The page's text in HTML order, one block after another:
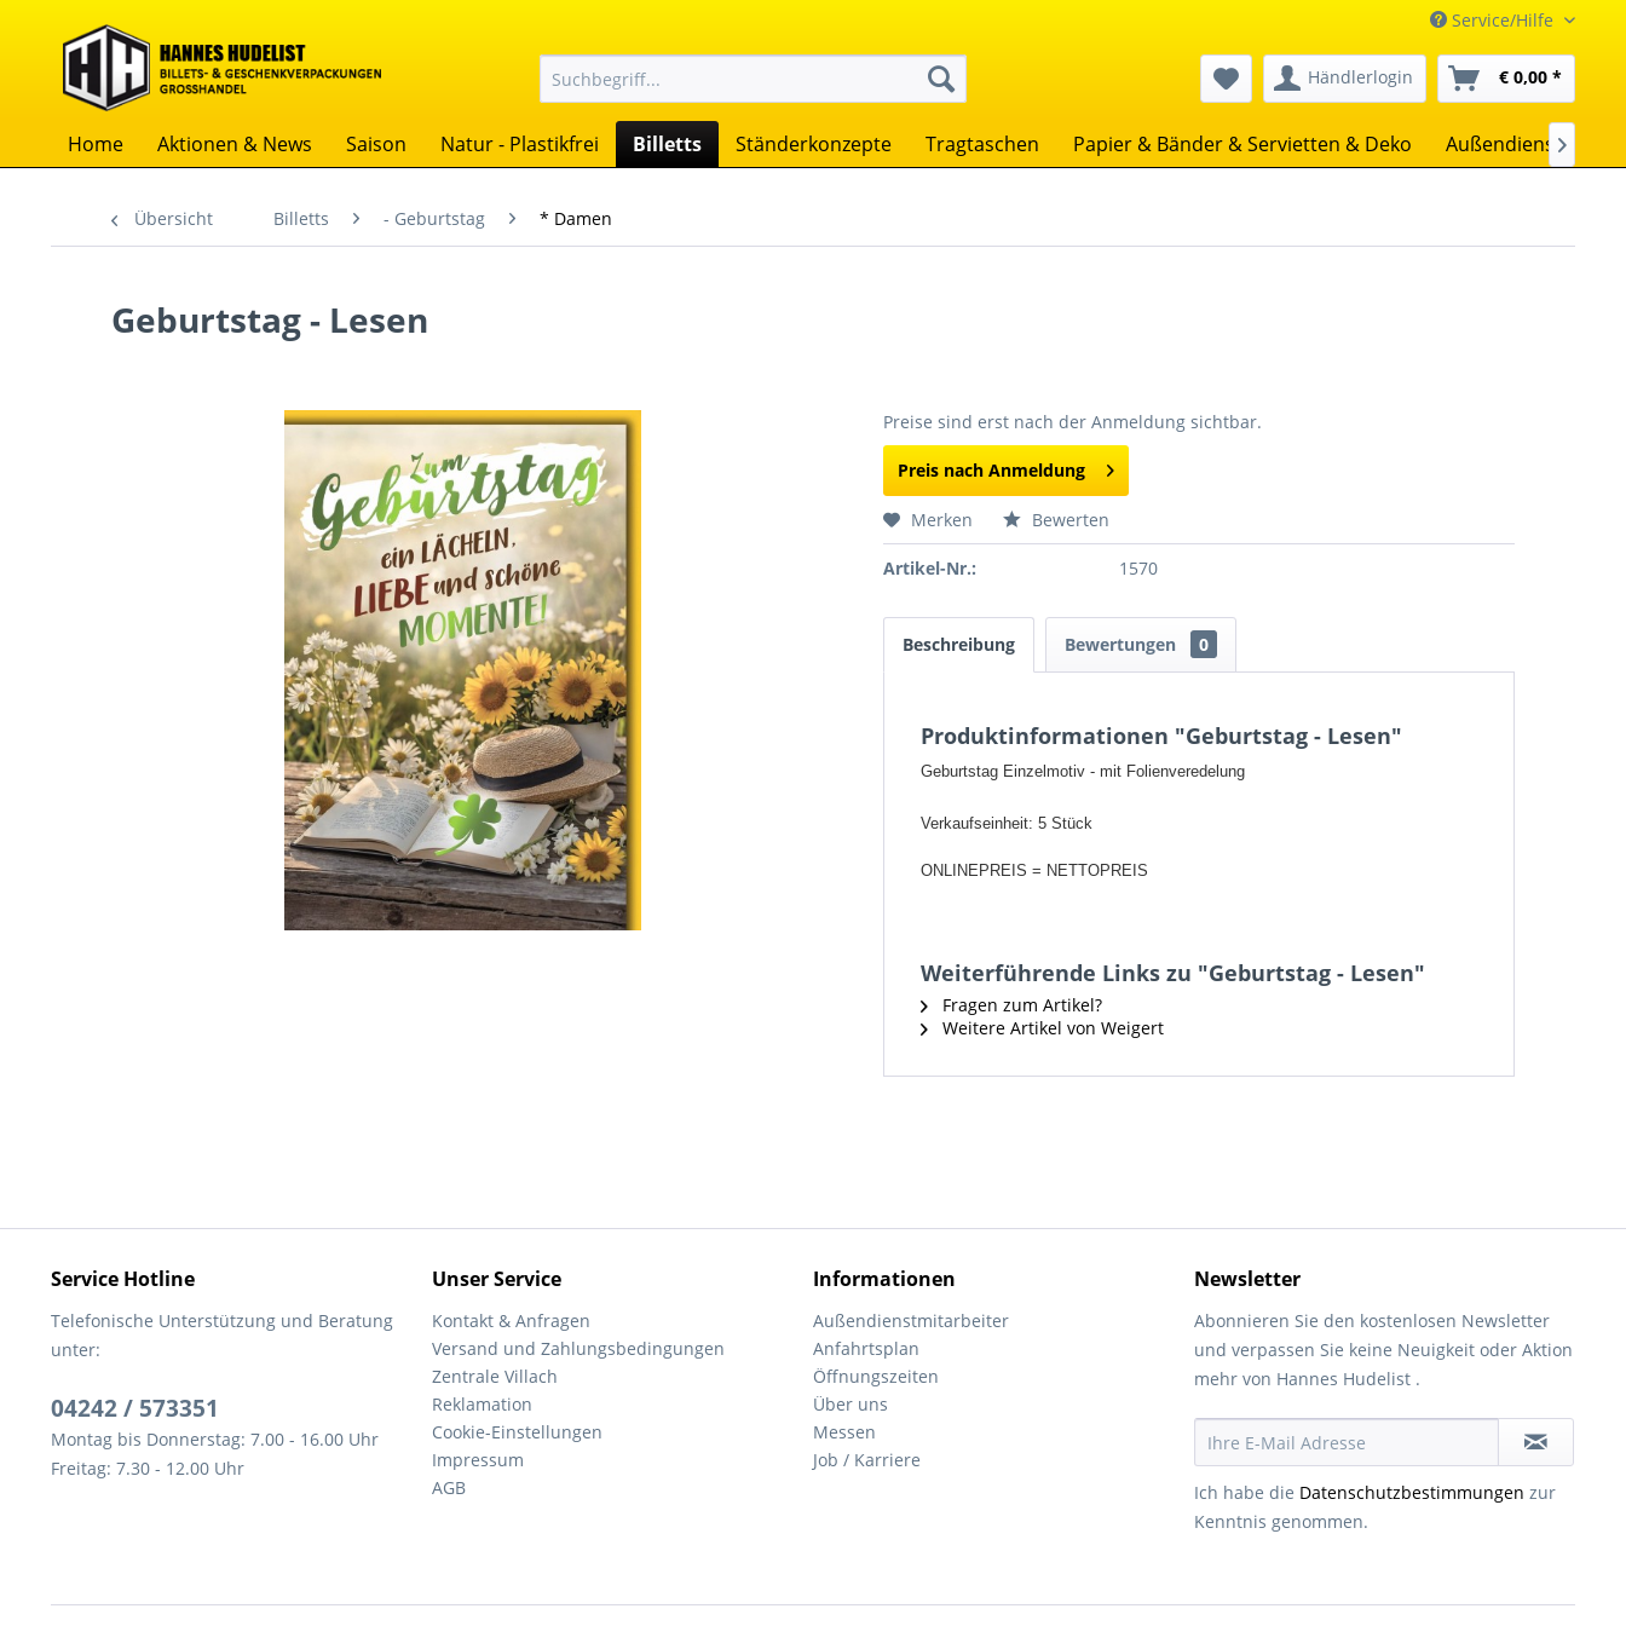
Service/Hilfe
Händlerlogin € 0,00 *
Home Aktionen & News Saison Natur - Plastikfrei Billetts Ständerkonzepte Tragtaschen Papier & Bänder & Servietten & Deko Außendienst
Übersicht Billetts - Geburtstag * Damen
Geburtstag - Lesen
Preise sind erst nach der Anmeldung sichtbar.
Preis nach Anmeldung
Merken Bewerten
Artikel-Nr.: 1570
Beschreibung Bewertungen 0
Produktinformationen "Geburtstag - Lesen"
Geburtstag Einzelmotiv - mit Folienveredelung
Verkaufseinheit: 5 Stück
ONLINEPREIS = NETTOPREIS
Weiterführende Links zu "Geburtstag - Lesen"
Fragen zum Artikel?
Weitere Artikel von Weigert
Service Hotline
Telefonische Unterstützung und Beratung
unter:
04242 / 573351
Montag bis Donnerstag: 7.00 - 16.00 Uhr
Freitag: 7.30 - 12.00 Uhr
Unser Service
Kontakt & Anfragen
Versand und Zahlungsbedingungen
Zentrale Villach
Reklamation
Cookie-Einstellungen
Impressum
AGB
Informationen
Außendienstmitarbeiter
Anfahrtsplan
Öffnungszeiten
Über uns
Messen
Job / Karriere
Newsletter
Abonnieren Sie den kostenlosen Newsletter
und verpassen Sie keine Neuigkeit oder Aktion
mehr von Hannes Hudelist .
Ich habe die Datenschutzbestimmungen zur
Kenntnis genommen.